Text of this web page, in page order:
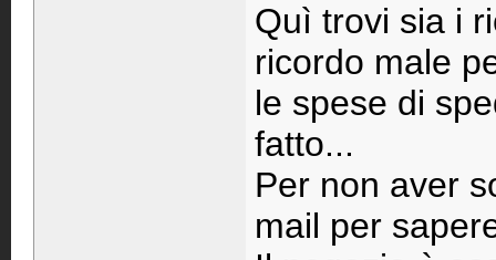
Quì trovi sia i
ricordo male
le spese di
fatto...
Per non aver
mail per